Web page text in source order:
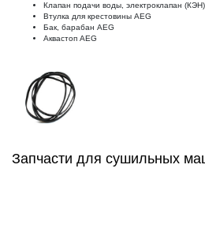
Клапан подачи воды, электроклапан
Втулка для крестовины AEG
Бак, барабан AEG
Аквастоп AEG
Запчасти для сушильных